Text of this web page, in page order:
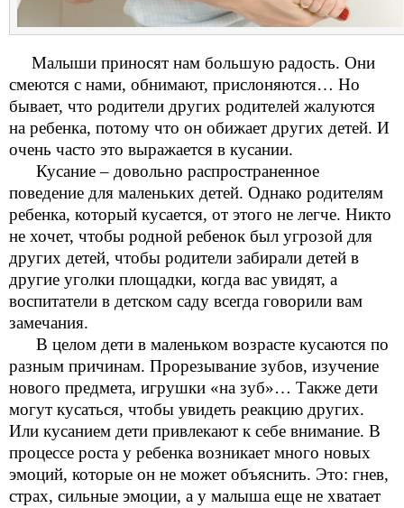
Малыши приносят нам большую радость. Они
смеются с нами, обнимают, прислоняются… Но
бывает, что родители других родителей жалуются
на ребенка, потому что он обижает других детей. И
очень часто это выражается в кусании.
Кусание – довольно распространенное
поведение для маленьких детей. Однако родителям
ребенка, который кусается, от этого не легче. Никто
не хочет, чтобы родной ребенок был угрозой для
других детей, чтобы родители забирали детей в
другие уголки площадки, когда вас увидят, а
воспитатели в детском саду всегда говорили вам
замечания.
В целом дети в маленьком возрасте кусаются по
разным причинам. Прорезывание зубов, изучение
нового предмета, игрушки «на зуб»… Также дети
могут кусаться, чтобы увидеть реакцию других.
Или кусанием дети привлекают к себе внимание. В
процессе роста у ребенка возникает много новых
эмоций, которые он не может объяснить. Это: гнев,
страх, сильные эмоции, а у малыша еще не хватает